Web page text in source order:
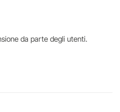
da parte degli utenti.